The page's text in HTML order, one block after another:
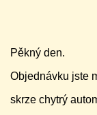
Pěkný den.
Objednávku jste
skrze chytrý